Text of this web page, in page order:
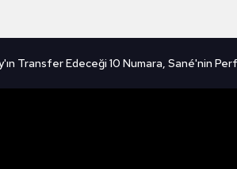
Transfer Edeceği 10 Numara, Sané'nin